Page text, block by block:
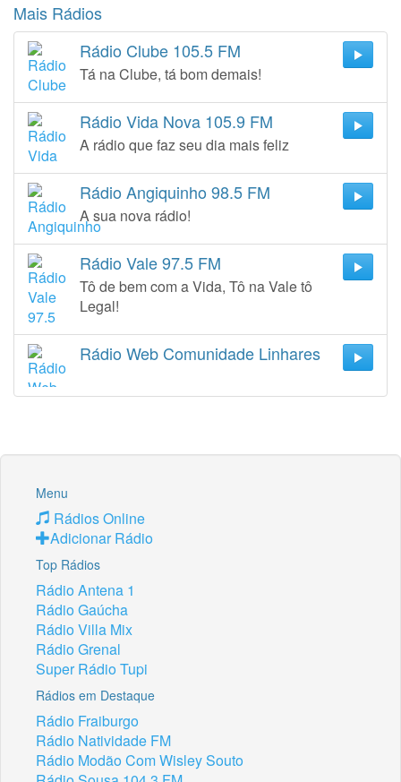
Mais Rádios
Rádio Clube 105.5 FM
Tá na Clube, tá bom demais!
Rádio Vida Nova 105.9 FM
A rádio que faz seu dia mais feliz
Rádio Angiquinho 98.5 FM
A sua nova rádio!
Rádio Vale 97.5 FM
Tô de bem com a Vida, Tô na Vale tô
Legal!
Rádio Web Comunidade Linhares
Menu
Rádios Online
Adicionar Rádio
Top Rádios
Rádio Antena 1
Rádio Gaúcha
Rádio Villa Mix
Rádio Grenal
Super Rádio Tupi
Rádios em Destaque
Rádio Fraiburgo
Rádio Natividade FM
Rádio Modão Com Wisley Souto